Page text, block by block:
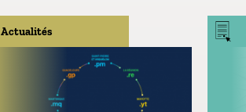
Actualités